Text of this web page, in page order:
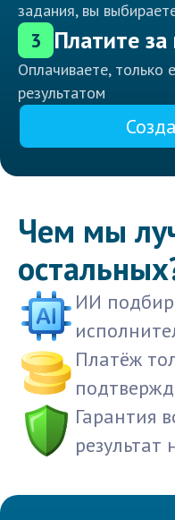
задания, вы
3 Платите за
Оплачиваете, только
результатом
Чем мы
ИИ
Платёж
Гарантия
результат